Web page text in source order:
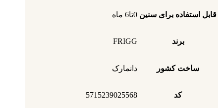
قابل استفاده برای سنین 0تا6 ماه
برند FRIGG
ساخت کشور دانمارک
کد 5715239025568